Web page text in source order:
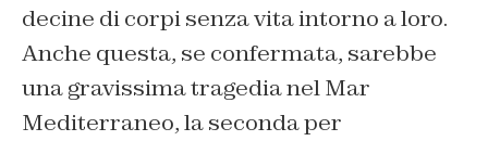
decine di corpi senza vita intorno a loro.
Anche questa, se confermata, sarebbe
una gravissima tragedia nel Mar
Mediterraneo, la seconda per